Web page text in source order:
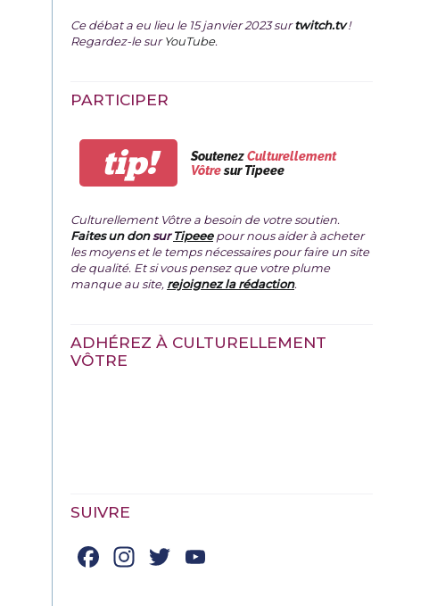
Ce débat a eu lieu le 15 janvier 2023 surtwitch.tv !
Regardez-le surYouTube.
PARTICIPER
tip! SoutenezCulturellement
Vôtresur Tipeee
Culturellement Vôtre a besoin de votre soutien.
Faites un donsurTipeeepour nous aider à acheter
les moyens et le temps nécessaires pour faire un site
de qualité. Et si vous pensez que votre plume
manque au site, rejoignez la rédaction.
ADHÉREZ À CULTURELLEMENT
VÔTRE
SUIVRE
Facebook
Instagram
Twitter